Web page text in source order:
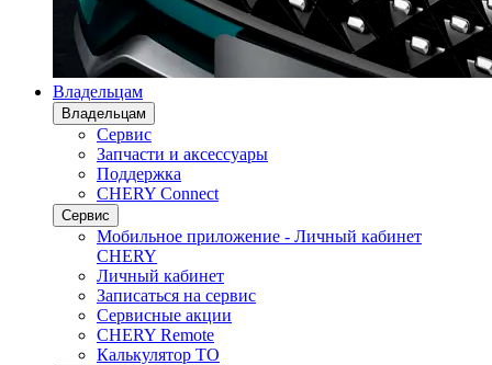
Владельцам
Владельцам
Сервис
Запчасти и аксессуары
Поддержка
CHERY Connect
Сервис
Мобильное приложение - Личный кабинет
CHERY
Личный кабинет
Записаться на сервис
Сервисные акции
CHERY Remote
Калькулятор ТО